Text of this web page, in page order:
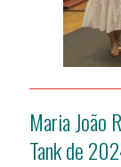
Assuntos
Migração
Pesquisa
Maria João
Tank de